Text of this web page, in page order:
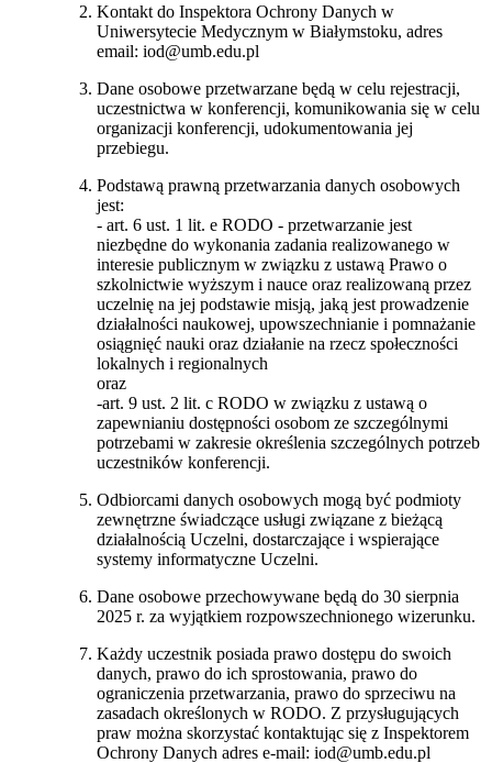
Kontakt do Inspektora Ochrony Danych w
Uniwersytecie Medycznym w Białymstoku, adres
email: iod@umb.edu.pl
Dane osobowe przetwarzane będą w celu rejestracji,
uczestnictwa w konferencji, komunikowania się w celu
organizacji konferencji, udokumentowania jej
przebiegu.
Podstawą prawną przetwarzania danych osobowych
jest:
- art. 6 ust. 1 lit. e RODO - przetwarzanie jest
niezbędne do wykonania zadania realizowanego w
interesie publicznym w związku z ustawą Prawo o
szkolnictwie wyższym i nauce oraz realizowaną przez
uczelnię na jej podstawie misją, jaką jest prowadzenie
działalności naukowej, upowszechnianie i pomnażanie
osiągnięć nauki oraz działanie na rzecz społeczności
lokalnych i regionalnych
oraz
-art. 9 ust. 2 lit. c RODO w związku z ustawą o
zapewnianiu dostępności osobom ze szczególnymi
potrzebami w zakresie określenia szczególnych potrzeb
uczestników konferencji.
Odbiorcami danych osobowych mogą być podmioty
zewnętrzne świadczące usługi związane z bieżącą
działalnością Uczelni, dostarczające i wspierające
systemy informatyczne Uczelni.
Dane osobowe przechowywane będą do 30 sierpnia
2025 r. za wyjątkiem rozpowszechnionego wizerunku.
Każdy uczestnik posiada prawo dostępu do swoich
danych, prawo do ich sprostowania, prawo do
ograniczenia przetwarzania, prawo do sprzeciwu na
zasadach określonych w RODO. Z przysługujących
praw można skorzystać kontaktując się z Inspektorem
Ochrony Danych adres e-mail: iod@umb.edu.pl